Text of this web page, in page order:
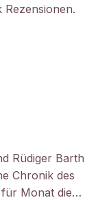
Rezensionen.
Rüdiger Barth
Chronik des
Monat die…